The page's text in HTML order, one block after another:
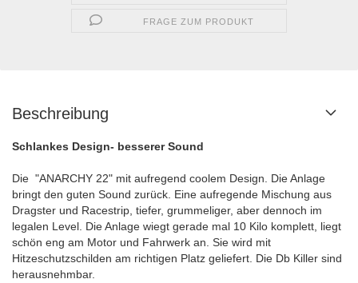
FRAGE ZUM PRODUKT
Beschreibung
Schlankes Design- besserer Sound
Die "ANARCHY 22" mit aufregend coolem Design. Die Anlage
bringt den guten Sound zurück. Eine aufregende Mischung aus
Dragster und Racestrip, tiefer, grummeliger, aber dennoch im
legalen Level. Die Anlage wiegt gerade mal 10 Kilo komplett, liegt
schön eng am Motor und Fahrwerk an. Sie wird mit
Hitzeschutzschilden am richtigen Platz geliefert. Die Db Killer sind
herausnehmbar.